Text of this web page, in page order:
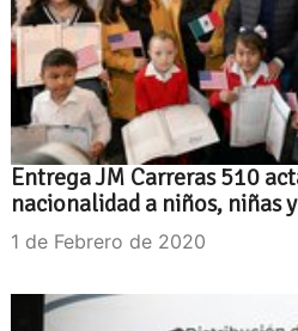
Entrega JM Carreras 510
nacionalidad a niños, niñas
1 de Febrero de 2020